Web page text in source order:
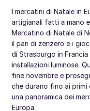
I mercatini di Natale in
artigianali fatti a mano
Mercatino di Natale di
il pan di zenzero e i
di Strasburgo in
installazioni luminose.
fine novembre e
che durano fino ai
una panoramica dei
Europa: